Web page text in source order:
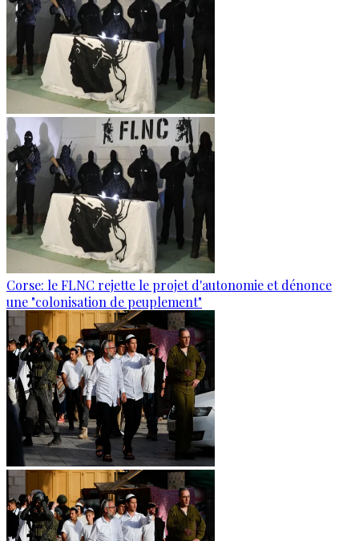
Corse: le FLNC rejette le projet d'autonomie et dénonce
une "colonisation de peuplement"